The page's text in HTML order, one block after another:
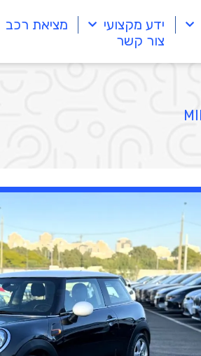
ידע מקצועי
מציאת רכב
צור קשר